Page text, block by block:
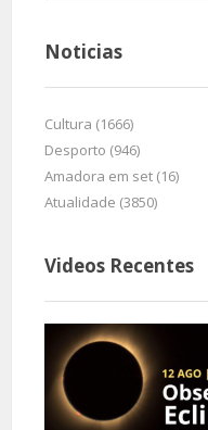
Noticias
Cultura (1666)
Desporto (946)
Amadora em set (16)
Atualidade (3850)
Videos Recentes